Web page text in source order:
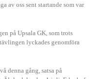
av oss sent startande som var
på Upsala GK, som trots
lyckades genomföra
denna gång, satsa på